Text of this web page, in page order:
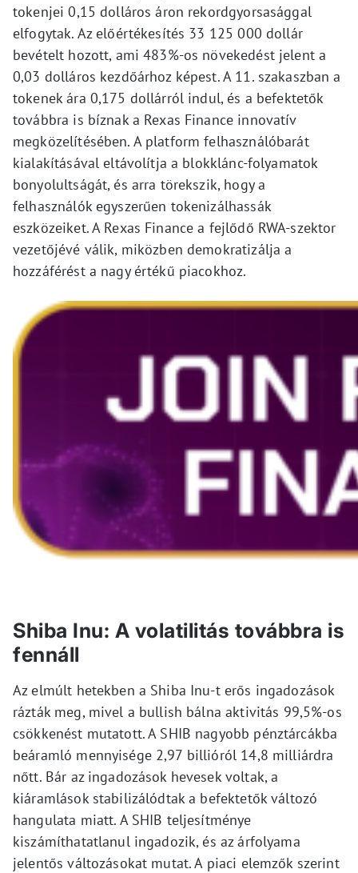
tokenjei 0,15 dolláros áron rekordgyorsasággal
elfogytak. Az előértékesítés 33 125 000 dollár
bevételt hozott, ami 483%-os növekedést jelent a
0,03 dolláros kezdőárhoz képest. A 11. szakaszban a
tokenek ára 0,175 dollárról indul, és a befektetők
továbbra is bíznak a Rexas Finance innovatív
megközelítésében. A platform felhasználóbarát
kialakításával eltávolítja a blokklánc-folyamatok
bonyolultságát, és arra törekszik, hogy a
felhasználók egyszerűen tokenizálhassák
eszközeiket. A Rexas Finance a fejlődő RWA-szektor
vezetőjévé válik, miközben demokratizálja a
hozzáférést a nagy értékű piacokhoz.
Shiba Inu: A volatilitás továbbra is
fennáll
Az elmúlt hetekben a Shiba Inu-t erős ingadozások
rázták meg, mivel a bullish bálna aktivitás 99,5%-os
csökkenést mutatott. A SHIB nagyobb pénztárcákba
beáramló mennyisége 2,97 billióról 14,8 milliárdra
nőtt. Bár az ingadozások hevesek voltak, a
kiáramlások stabilizálódtak a befektetők változó
hangulata miatt. A SHIB teljesítménye
kiszámíthatatlanul ingadozik, és az árfolyama
jelentős változásokat mutat. A piaci elemzők szerint